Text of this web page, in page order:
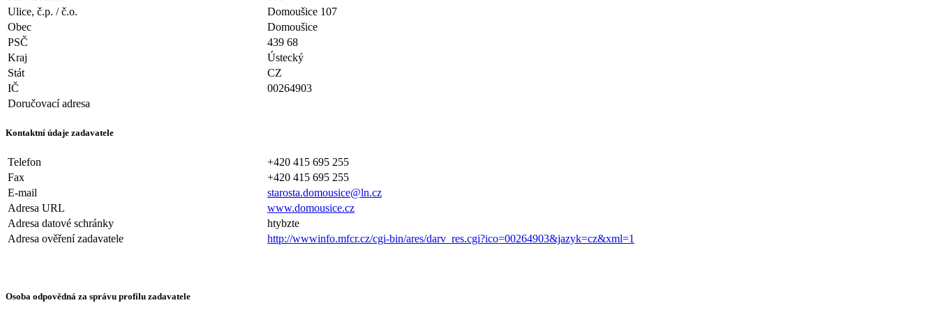
Ulice, č.p. / č.o.
Domoušice 107
Obec
Domoušice
PSČ
439 68
Kraj
Ústecký
Stát
CZ
IČ
00264903
Doručovací adresa
Kontaktní údaje zadavatele
Telefon
+420 415 695 255
Fax
+420 415 695 255
E-mail
starosta.domousice@ln.cz
Adresa URL
www.domousice.cz
Adresa datové schránky
htybzte
Adresa ověření zadavatele
http://wwwinfo.mfcr.cz/cgi-bin/ares/darv_res.cgi?ico=00264903&jazyk=cz&xml=1
Osoba odpovědná za správu profilu zadavatele